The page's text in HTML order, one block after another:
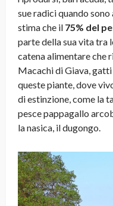
sue radici quando
stima che il 75% del
parte della sua vita tra
catena alimentare che
Macachi di Giava,
queste piante, dove
di estinzione, come la
pesce pappagallo
la nasica, il dugongo.